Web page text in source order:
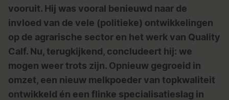
vooruit. Hij was vooral benieuwd naar de
invloed van de vele (politieke) ontwikkelingen
op de agrarische sector en het werk van Quality
Calf. Nu, terugkijkend, concludeert hij: we
mogen weer trots zijn. Opnieuw gegroeid in
omzet, een nieuw melkpoeder van topkwaliteit
ontwikkeld én een flinke specialisatieslag in